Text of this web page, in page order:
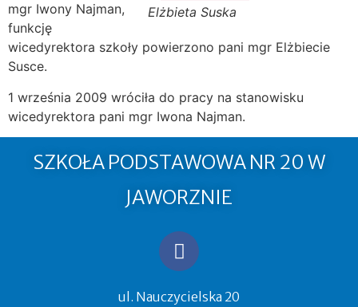
Elżbieta Suska
mgr Iwony Najman,
funkcję
wicedyrektora szkoły powierzono pani mgr Elżbiecie
Susce.
1 września 2009 wróciła do pracy na stanowisku
wicedyrektora pani mgr Iwona Najman.
SZKOŁA PODSTAWOWA NR 20 W
JAWORZNIE
ul. Nauczycielska 20